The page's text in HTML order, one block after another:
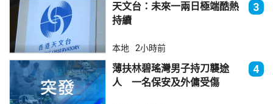
天文台：未來一兩日極端酷熱
持續
3
本地 2小時前
薄扶林碧瑤灣男子持刀襲途
人 一名保安及外傭受傷
4